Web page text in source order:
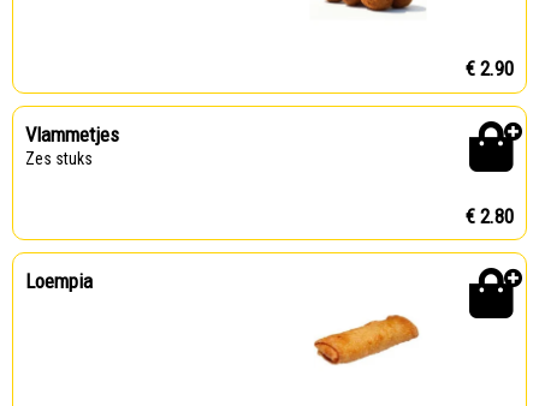
€ 2.90
Vlammetjes
Zes stuks
€ 2.80
Loempia